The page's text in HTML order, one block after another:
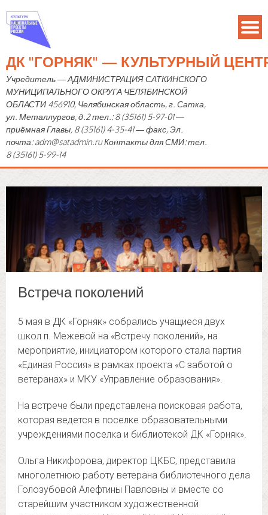
ДК "ГОРНЯК" — КУЛЬТУРНЫЙ
Учредитель — АДМИНИСТРАЦИЯ САТКИНСКОГО
МУНИЦИПАЛЬНОГО ОКРУГА ЧЕЛЯБИНСКОЙ
ОБЛАСТИ 456910, Челябинская область, г. Сатка,
ул. Металлургов, д.2 тел.: 8 (35161) 5-97-01 —
приёмная Главы, 8 (35161) 4-35-41 — факс, Эл.
почта: adm@satadmin.ru Контакты для СМИ: тел.
8 (35161) 5-99-14
Встреча поколений
5 мая в ДК «Горняк» собрались учащиеся двух
школ п. Межевой на «Встречу поколений», на
мероприятие, инициатором которого стала партия
«Единая Россия» в рамках проекта «С заботой о
ветеранах» и МКУ «Управление образования».
На встрече были представлена поисковая работа,
которая ведется в поселке образовательными
учреждениями поселка и библиотекой ДК «Горняк».
Ольга Никифорова, директор ЦКБС, представила
многолетнюю работу ветерана библиотечного дела
Голозубовой Алефтины Павловны и вместе со
старейшим участником художественной